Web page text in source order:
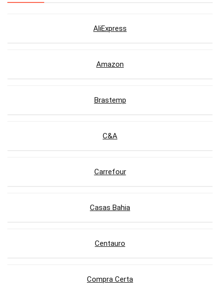
AliExpress
Amazon
Brastemp
C&A
Carrefour
Casas Bahia
Centauro
Compra Certa